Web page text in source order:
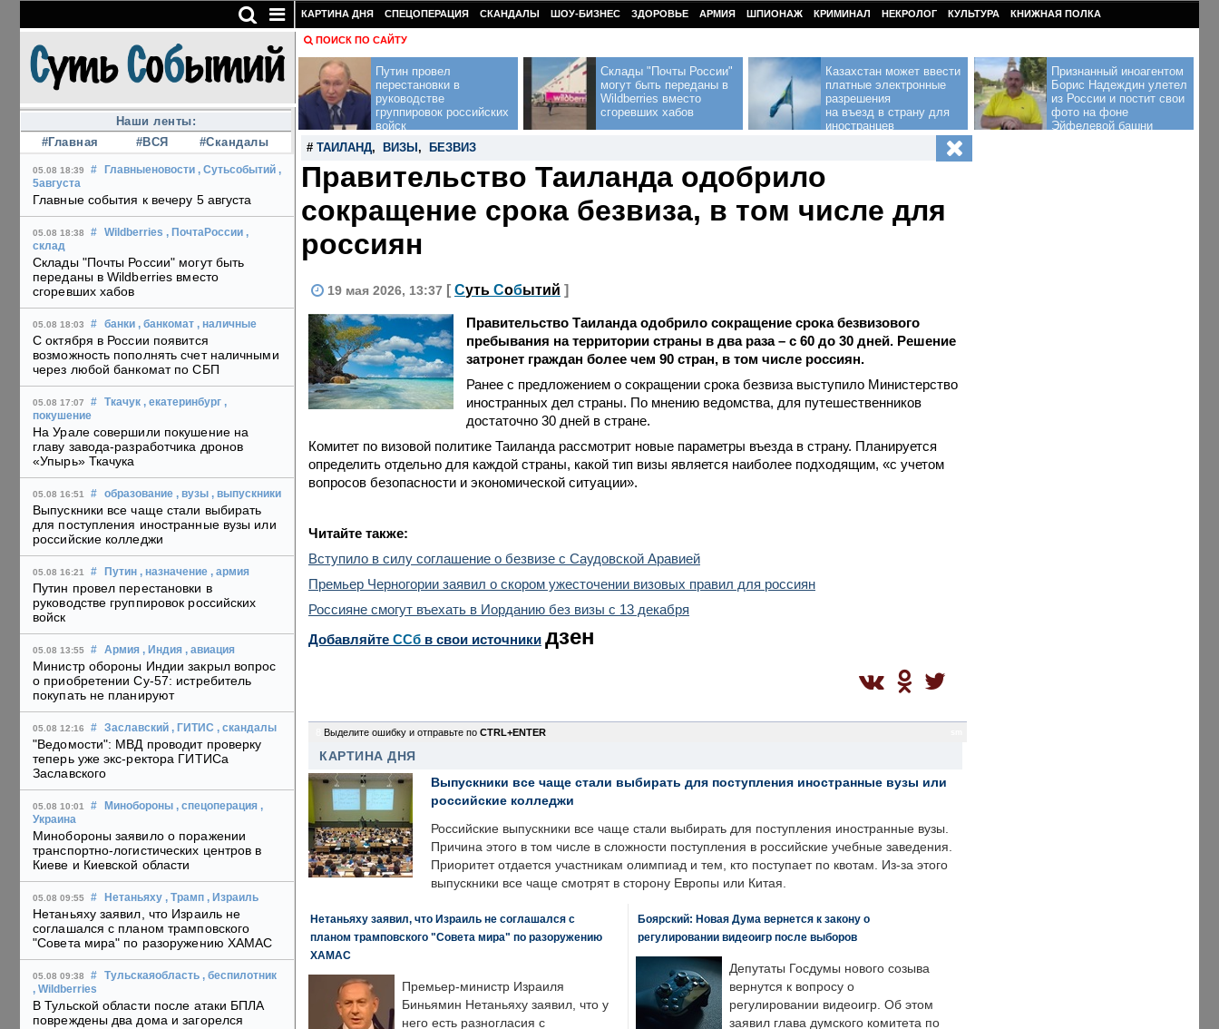
Наши ленты:
#Главная
#ВСЯ #Скандалы
05.08 18:39 # Главныеновости , Сутьсобытий ,
5августа
Главные события к вечеру 5 августа
05.08 18:38 # Wildberries , ПочтаРоссии ,
склад
Склады "Почты России" могут быть
переданы в Wildberries вместо
сгоревших хабов
05.08 18:03 # банки , банкомат , наличные
С октября в России появится
возможность пополнять счет наличными
через любой банкомат по СБП
05.08 17:07 # Ткачук , екатеринбург ,
покушение
На Урале совершили покушение на
главу завода-разработчика дронов
«Упырь» Ткачука
05.08 16:51 # образование , вузы , выпускники
Выпускники все чаще стали выбирать
для поступления иностранные вузы или
российские колледжи
05.08 16:21 # Путин , назначение , армия
Путин провел перестановки в
руководстве группировок российских
войск
05.08 13:55 # Армия , Индия , авиация
Министр обороны Индии закрыл вопрос
о приобретении Су-57: истребитель
покупать не планируют
05.08 12:16 # Заславский , ГИТИС , скандалы
"Ведомости": МВД проводит проверку
теперь уже экс-ректора ГИТИСа
Заславского
05.08 10:01 # Минобороны , спецоперация ,
Украина
Минобороны заявило о поражении
транспортно-логистических центров в
Киеве и Киевской области
05.08 09:55 # Нетаньяху , Трамп , Израиль
Нетаньяху заявил, что Израиль не
соглашался с планом трамповского
"Совета мира" по разоружению ХАМАС
05.08 09:38 # Тульскаяобласть , беспилотник
, Wildberries
В Тульской области после атаки БПЛА
повреждены два дома и загорелся
КАРТИНА ДНЯ СПЕЦОПЕРАЦИЯ СКАНДАЛЫ ШОУ-БИЗНЕС ЗДОРОВЬЕ АРМИЯ ШПИОНАЖ КРИМИНАЛ НЕКРОЛОГ КУЛЬТУРА КНИЖНАЯ ПОЛКА
ПОИСК ПО САЙТУ
Путин провел
перестановки в
руководстве
группировок российских
войск
Склады "Почты России"
могут быть переданы в
Wildberries вместо
сгоревших хабов
Казахстан может ввести
платные электронные
разрешения
на въезд в страну для
иностранцев
Признанный иноагентом
Борис Надеждин улетел
из России и постит свои
фото на фоне
Эйфелевой башни
# ТАИЛАНД, ВИЗЫ , БЕЗВИЗ
Правительство Таиланда одобрило
сокращение срока безвиза, в том числе для
россиян
19 мая 2026, 13:37 [ Суть Событий ]
Правительство Таиланда одобрило сокращение срока безвизового
пребывания на территории страны в два раза – с 60 до 30 дней. Решение
затронет граждан более чем 90 стран, в том числе россиян.
Ранее с предложением о сокращении срока безвиза выступило Министерство
иностранных дел страны. По мнению ведомства, для путешественников
достаточно 30 дней в стране.
Комитет по визовой политике Таиланда рассмотрит новые параметры въезда в страну. Планируется
определить отдельно для каждой страны, какой тип визы является наиболее подходящим, «с учетом
вопросов безопасности и экономической ситуации».
Читайте также:
Вступило в силу соглашение о безвизе с Саудовской Аравией
Премьер Черногории заявил о скором ужесточении визовых правил для россиян
Россияне смогут въехать в Иорданию без визы с 13 декабря
Добавляйте CСб в свои источники дзен
Выделите ошибку и отправьте по CTRL+ENTER
КАРТИНА ДНЯ
Выпускники все чаще стали выбирать для поступления иностранные вузы или
российские колледжи
Российские выпускники все чаще стали выбирать для поступления иностранные вузы.
Причина этого в том числе в сложности поступления в российские учебные заведения.
Приоритет отдается участникам олимпиад и тем, кто поступает по квотам. Из-за этого
выпускники все чаще смотрят в сторону Европы или Китая.
Нетаньяху заявил, что Израиль не соглашался с
планом трамповского "Совета мира" по разоружению
ХАМАС
Премьер-министр Израиля
Биньямин Нетаньяху заявил, что у
него есть разногласия с
Боярский: Новая Дума вернется к закону о
регулировании видеоигр после выборов
Депутаты Госдумы нового созыва
вернутся к вопросу о
регулировании видеоигр. Об этом
заявил глава думского комитета по